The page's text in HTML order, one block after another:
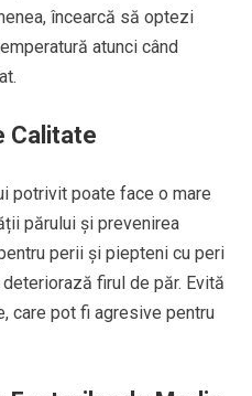
încearcă să optezi
atunci când
Calitate
potrivit poate face o mare
părului și prevenirea
perii și piepteni cu peri
firul de păr. Evită
care pot fi agresive pentru